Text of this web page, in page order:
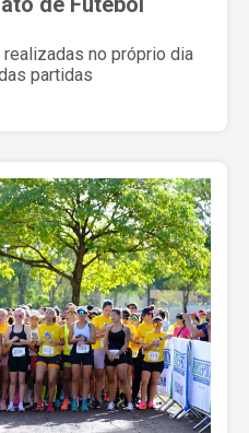
no próprio dia
partidas